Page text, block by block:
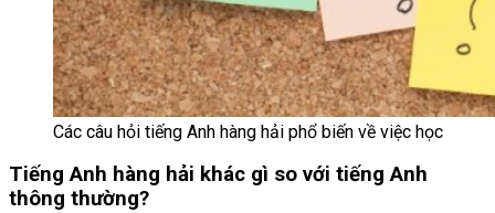
Các câu hỏi tiếng Anh hàng hải phổ biến về việc học
Tiếng Anh hàng hải khác gì so với tiếng Anh
thông thường?